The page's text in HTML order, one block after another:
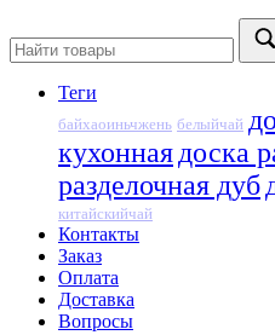
Теги
байхаоиньчжень белыйчай
кухонная доска
разделочная дуб
китайскийчай
Контакты
Заказ
Оплата
Доставка
Вопросы